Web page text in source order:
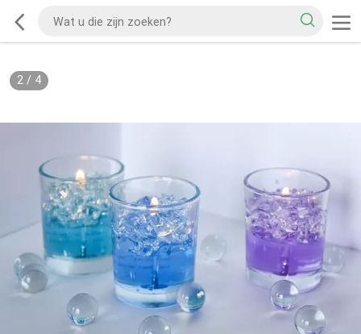
2/ 4